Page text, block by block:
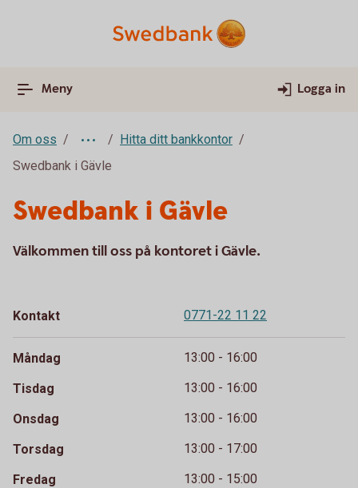
Meny Logga in
Om oss
Hitta ditt bankkontor
Swedbank i Gävle
Swedbank i Gävle
Välkommen till oss på kontoret i Gävle.
Kontakt 0771-22 11 22
Måndag 13:00 - 16:00
Tisdag 13:00 - 16:00
Onsdag 13:00 - 16:00
Torsdag 13:00 - 17:00
Fredag 13:00 - 15:00